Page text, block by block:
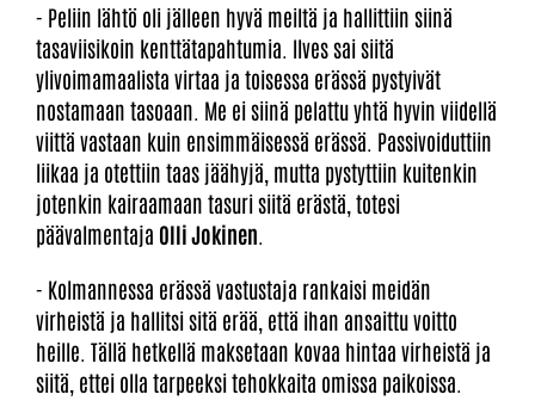
- Peliin lähtö oli jälleen hyvä meiltä ja hallittiin siinä
tasaviisikoin kenttätapahtumia. Ilves sai siitä
ylivoimamaalista virtaa ja toisessa erässä pystyivät
nostamaan tasoaan. Me ei siinä pelattu yhtä hyvin viidellä
viittä vastaan kuin ensimmäisessä erässä. Passivoiduttiin
liikaa ja otettiin taas jäähyjä, mutta pystyttiin kuitenkin
jotenkin kairaamaan tasuri siitä erästä, totesi
päävalmentaja Olli Jokinen
- Kolmannessa erässä vastustaja rankaisi meidän
virheistä ja hallitsi sitä erää, että ihan ansaittu voitto
heille. Tällä hetkellä maksetaan kovaa hintaa virheistä ja
siitä, ettei olla tarpeeksi tehokkaita omissa paikoissa.